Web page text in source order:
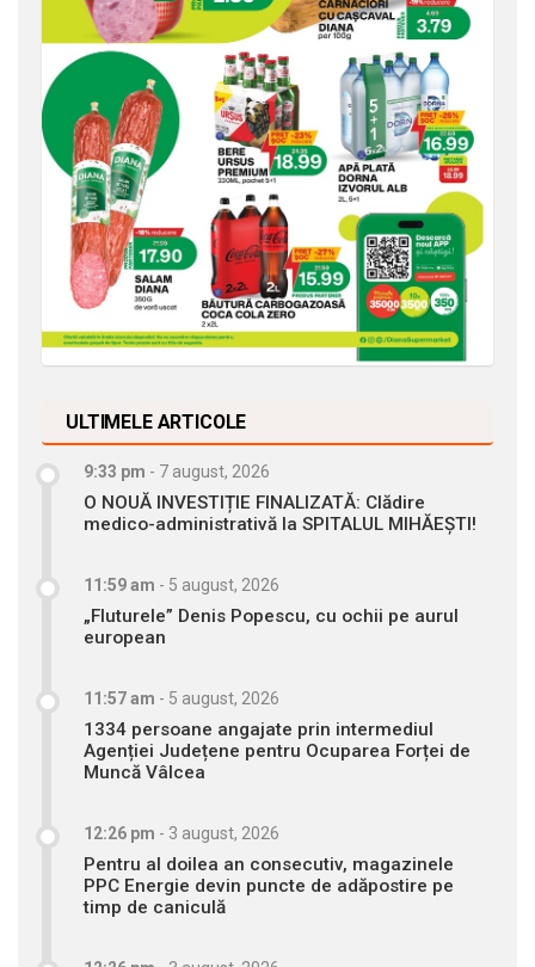
ULTIMELE ARTICOLE
9:33 pm - 7 august, 2026
O NOUĂ INVESTIȚIE FINALIZATĂ: Clădire
medico-administrativă la SPITALUL MIHĂEȘTI!
11:59 am - 5 august, 2026
„Fluturele” Denis Popescu, cu ochii pe aurul
european
11:57 am - 5 august, 2026
1334 persoane angajate prin intermediul
Agenției Județene pentru Ocuparea Forței de
Muncă Vâlcea
12:26 pm - 3 august, 2026
Pentru al doilea an consecutiv, magazinele
PPC Energie devin puncte de adăpostire pe
timp de caniculă